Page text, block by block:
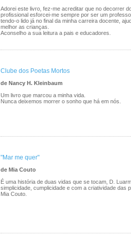
Adorei este livro, fez-me acreditar que no decorrer
profissional esforcei-me sempre por ser um
tendo-o lido já no final da minha carreira docente,
melhor as crianças.
Aconselho a sua leitura a pais e educadores.
Clube dos Poetas Mortos
de Nancy H. Kleinbaum
Um livro que marcou a minha vida.
Nunca deixemos morrer o sonho que há em nós.
"Mar me quer"
de Mia Couto
É uma história de duas vidas que se tocam, D.
simplicidade, cumplicidade e com a criatividade das
Mia Couto.